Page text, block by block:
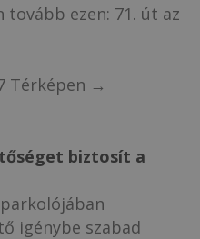
tovább ezen: 71. út az
Térképen →
biztosít a
igénybe szabad